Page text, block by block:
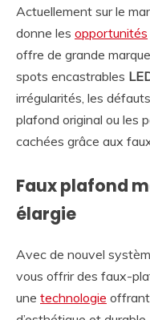
Actuellement sur le
donne les opportunités
offre de grande
spots encastrables
irrégularités, les
plafond original ou les
cachées grâce aux
Faux plafond
élargie
Avec de nouvel
vous offrir des faux-
une technologie offrant